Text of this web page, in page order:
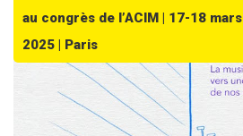
au congrès de l’ACIM | 17-18 mars
2025 | Paris